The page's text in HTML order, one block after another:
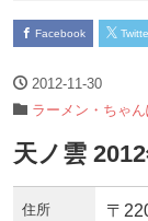
Facebook
2012-11-30
ラーメン・ちゃ
天ノ雲
住所
〒